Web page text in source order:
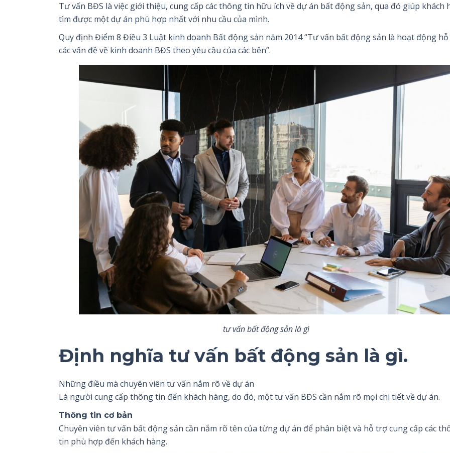
Tư vấn BĐS là việc giới thiệu, cung cấp các thông tin hữu ích về dự án bất động sản, qua đó giúp khách
tìm được một dự án phù hợp nhất với nhu cầu của mình.
Quy định Điểm 8 Điều 3 Luật kinh doanh Bất động sản năm 2014 “Tư vấn bất động sản là hoạt động
các vấn đề về kinh doanh BĐS theo yêu cầu của các bên”.
tư vấn bất động sản là gì
Định nghĩa tư vấn bất động sản là gì.
Những điều mà chuyên viên tư vấn nắm rõ về dự án
Là người cung cấp thông tin đến khách hàng, do đó, một tư vấn BĐS cần nắm rõ mọi chi tiết về dự án.
Thông tin cơ bản
Chuyên viên tư vấn bất động sản cần nắm rõ tên của từng dự án để phân biệt và hỗ trợ cung cấp các
tin phù hợp đến khách hàng.